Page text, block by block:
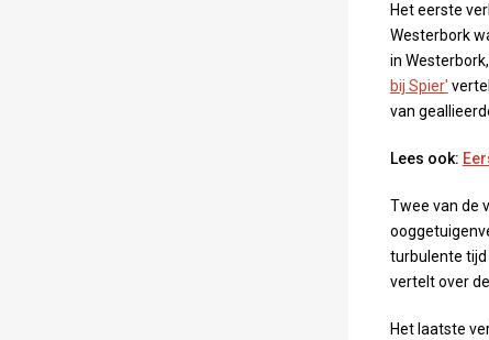
Het eerste
Westerbork
in
bij Spier'
van
Lees ook:
Twee van de
turbulente tijd
vertelt over
Het laatste